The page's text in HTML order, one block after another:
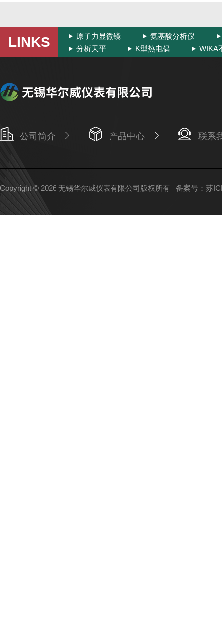
LINKS 原子力显微镜
氨基酸分析仪
分析天平
K型热电偶 WIKA
公司简介 产品中心 联系
Copyright © 2026 无锡华尔威仪表有限公司版权所有 备案号：苏